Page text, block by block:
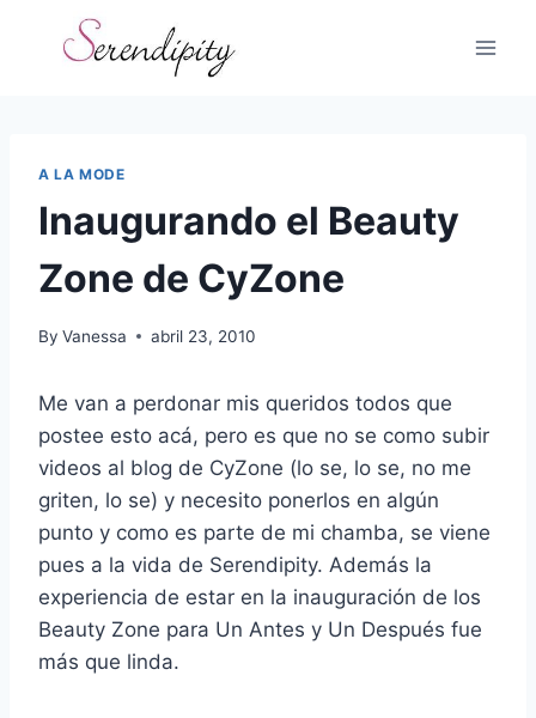
A LA MODE
Inaugurando el Beauty
Zone de CyZone
By Vanessa abril 23, 2010
Me van a perdonar mis queridos todos que
postee esto acá, pero es que no se como subir
videos al blog de CyZone (lo se, lo se, no me
griten, lo se) y necesito ponerlos en algún
punto y como es parte de mi chamba, se viene
pues a la vida de Serendipity. Además la
experiencia de estar en la inauguración de los
Beauty Zone para Un Antes y Un Después fue
más que linda.